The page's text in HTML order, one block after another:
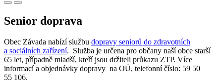
Senior doprava
Obec Závada nabízí službu dopravy seniorů do zdravotních
a sociálních zařízení. Služba je určena pro občany naší obce starší
65 let, případně mladší, kteří jsou držiteli průkazu ZTP. Více
informací a objednávky dopravy na OÚ, telefonní číslo: 59 50
55 106.